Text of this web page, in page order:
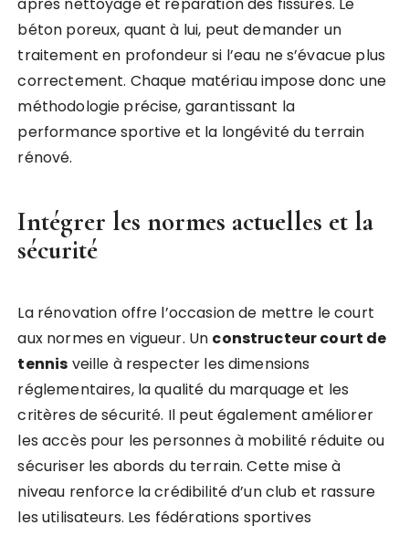
béton poreux, quant à lui, peut demander un
traitement en profondeur si l’eau ne s’évacue plus
correctement. Chaque matériau impose donc une
méthodologie précise, garantissant la
performance sportive et la longévité du terrain
rénové.
Intégrer les normes actuelles et la
sécurité
La rénovation offre l’occasion de mettre le court
aux normes en vigueur. Un constructeur court de
tennis veille à respecter les dimensions
réglementaires, la qualité du marquage et les
critères de sécurité. Il peut également améliorer
les accès pour les personnes à mobilité réduite ou
sécuriser les abords du terrain. Cette mise à
niveau renforce la crédibilité d’un club et rassure
les utilisateurs. Les fédérations sportives